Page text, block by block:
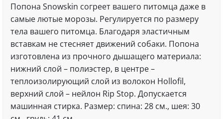
Попона Snowskin согреет вашего питомца даже в
самые лютые морозы. Регулируется по размеру
тела вашего питомца. Благодаря эластичным
вставкам не стесняет движений собаки. Попона
изготовлена из прочного дышащего материала:
нижний слой – полиэстер, в центре –
теплоизолирующий слой из волокон Hollofil,
верхний слой – нейлон Rip Stop. Допускается
машинная стирка. Размер: спина: 28 см., шея: 30